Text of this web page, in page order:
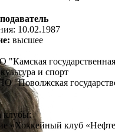
10.02.1987
высшее
государственная
и спорт
«Хоккейный клуб